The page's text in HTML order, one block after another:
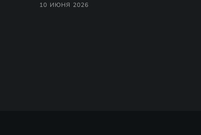
10 ИЮНЯ 2026